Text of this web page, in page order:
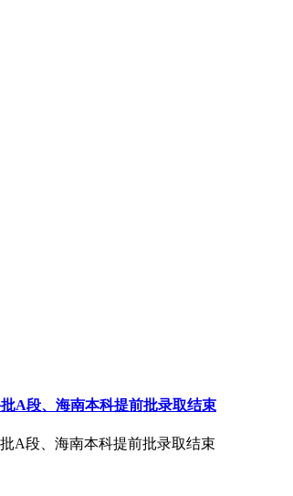
A段、海南本科提前批录取结束
A段、海南本科提前批录取结束